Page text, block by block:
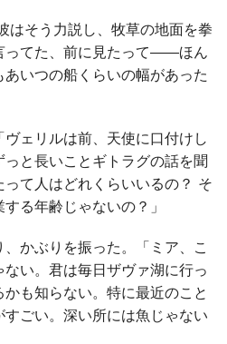
はそう力説し、牧草の地面を拳
ってた、前に見たって――ほん
いつの船くらいの幅があった
ェリルは前、天使に口付けし
と長いことギトラグの話を聞
て人はどれくらいいるの？ そ
る年齢じゃないの？」
かぶりを振った。「ミア、こ
い。君は毎日ザヴァ湖に行っ
も知らない。特に最近のこと
ごい。深い所には魚じゃない